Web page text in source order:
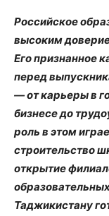
Российское
высоким
Его признанное
перед
— от карьеры в
бизнесе до
роль в этом
строительство
открытие
Таджикистану